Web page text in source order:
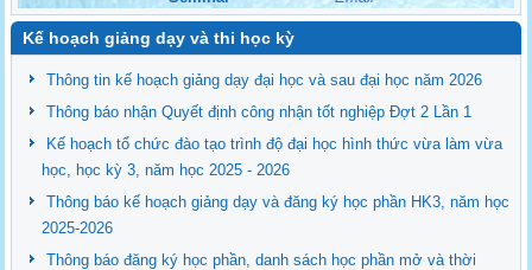
Kế hoạch giảng dạy và thi học kỳ
Thông tin kế hoạch giảng dạy đại học và sau đại học năm 2026
Thông báo nhận Quyết định công nhận tốt nghiệp Đợt 2 Lần 1
Kế hoạch tổ chức đào tạo trình độ đại học hình thức vừa làm vừa
học, học kỳ 3, năm học 2025 - 2026
Thông báo kế hoạch giảng dạy và đăng ký học phần HK3, năm học
2025-2026
Thông báo đăng ký học phần, danh sách học phần mở và thời